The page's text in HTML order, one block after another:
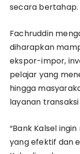
secara bertahap.
Fachruddin
diharapkan
ekspor-impor,
pelajar yang
hingga
layanan
“Bank Kalsel
yang efektif dan